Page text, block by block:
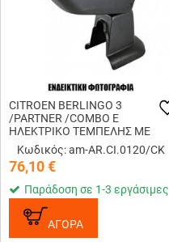
CITROEN BERLINGO 3
/PARTNER /COMBO E
ΗΛΕΚΤΡΙΚΟ ΤΕΜΠΕΛΗΣ ΜΕ
ΑΝΑΚΛΙΣΗ (ΜΑΥΡΟ/
ΔΕΡΜΑΤΙΝΗ)
Κωδικός: am-AR.CI.0120/CK
76,10€
Παράδοση σε 1-3 εργάσιμες
ΑΓΟΡΑ